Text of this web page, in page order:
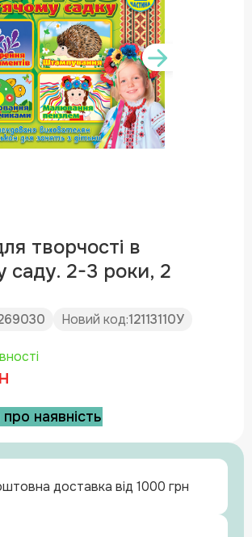
творчості в
саду. 2-3 роки, 2
Новий код:12113110У
наявність
доставка від 1000 грн